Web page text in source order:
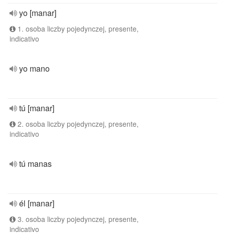
yo [manar]
1. osoba liczby pojedynczej, presente,
indicativo
yo mano
tú [manar]
2. osoba liczby pojedynczej, presente,
indicativo
tú manas
él [manar]
3. osoba liczby pojedynczej, presente,
indicativo